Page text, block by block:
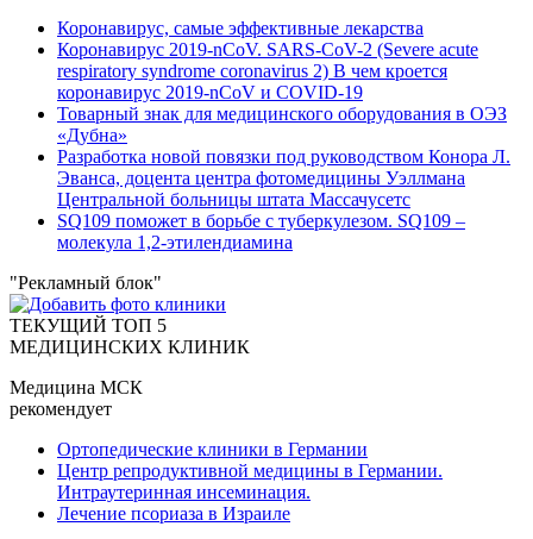
Коронавирус, самые эффективные лекарства
Коронавирус 2019-nCoV. SARS-CoV-2 (Severe acute
respiratory syndrome coronavirus 2) В чем кроется
коронавирус 2019-nCoV и COVID-19
Товарный знак для медицинского оборудования в ОЭЗ
«Дубна»
Разработка новой повязки под руководством Конора Л.
Эванса, доцента центра фотомедицины Уэллмана
Центральной больницы штата Массачусетс
SQ109 поможет в борьбе с туберкулезом. SQ109 –
молекула 1,2-этилендиамина
"Рекламный блок"
ТЕКУЩИЙ ТОП 5
МЕДИЦИНСКИХ КЛИНИК
Медицина МСК
рекомендует
Ортопедические клиники в Германии
Центр репродуктивной медицины в Германии.
Интраутеринная инсеминация.
Лечение псориаза в Израиле